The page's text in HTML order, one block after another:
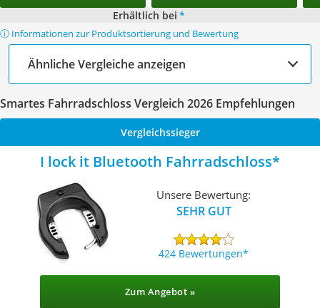
Erhältlich bei *
ⓘ Informationen zur Produktsortierung und Bewertung
Ähnliche Vergleiche anzeigen
Smartes Fahrradschloss Vergleich 2026 Empfehlungen
Vergleichssieger
I lock it Bluetooth Fahrradschloss
Unsere Bewertung:
SEHR GUT
424 Bewertungen
Zum Angebot »